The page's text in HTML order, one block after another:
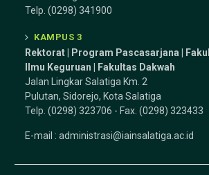
Telp. (0298) 341900
KAMPUS 3
Rektorat | Program Pascasarjana |
Ilmu Keguruan |
Fakultas Dakwah
Jalan Lingkar Salatiga Km. 2
Pulutan, Sidorejo, Kota Salatiga
Telp. (0298) 323706 - Fax. (0298) 323433
E-mail :administrasi@iainsalatiga.ac.id